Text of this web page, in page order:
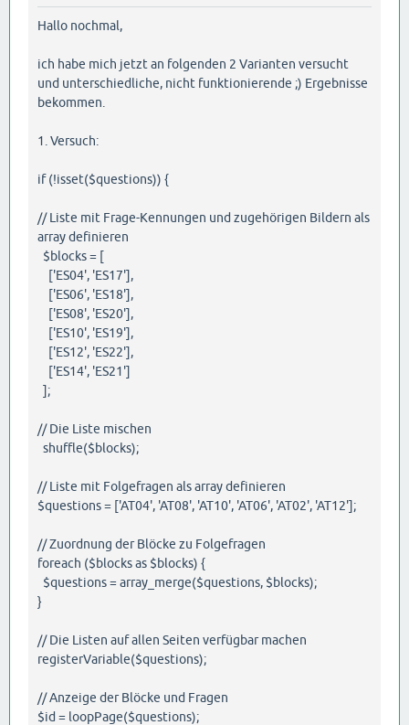
Hallo nochmal,
ich habe mich jetzt an folgenden 2 Varianten versucht
und unterschiedliche, nicht funktionierende ;) Ergebnisse
bekommen.
1. Versuch:
if (!isset($questions)) {
// Liste mit Frage-Kennungen und zugehörigen Bildern als
array definieren
$blocks = [
['ES04', 'ES17'],
['ES06', 'ES18'],
['ES08', 'ES20'],
['ES10', 'ES19'],
['ES12', 'ES22'],
['ES14', 'ES21']
];
// Die Liste mischen
shuffle($blocks);
// Liste mit Folgefragen als array definieren
$questions = ['AT04', 'AT08', 'AT10', 'AT06', 'AT02', 'AT12'];
// Zuordnung der Blöcke zu Folgefragen
foreach ($blocks as $blocks) {
$questions = array_merge($questions, $blocks);
}
// Die Listen auf allen Seiten verfügbar machen
registerVariable($questions);
// Anzeige der Blöcke und Fragen
$id = loopPage($questions);